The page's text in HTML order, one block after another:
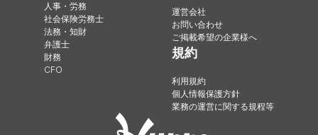
人事・労務
社会保険労務士
法務・知財
弁護士
財務
CFO
運営会社
お問い合わせ
ご掲載希望の企業様へ
規約
利用規約
個人情報保護方針
業務の運営に関する規程等